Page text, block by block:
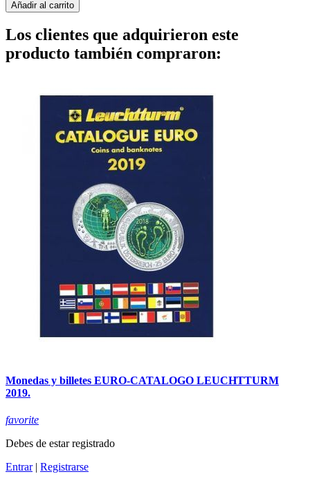
Añadir al carrito
Los clientes que adquirieron este
producto también compraron:
Monedas y billetes EURO-CATALOGO LEUCHTTURM
2019.
favorite
Debes de estar registrado
Entrar| Registrarse